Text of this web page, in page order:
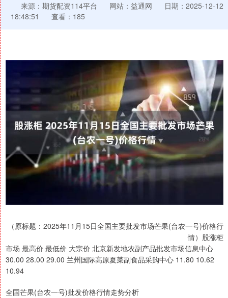
来源：期货配资114平台 网站：益通网
日期：2025-12-12
18:48:51
查看：185
（原标题：2025年11月15日全国主要批发市场芒果(台农一号)价格行
情）股涨柜
市场 最高价 最低价 大宗价 北京新发地农副产品批发市场信息中心
30.00 28.00 29.00 兰州国际高原夏菜副食品采购中心 11.80 10.62
10.94
全国芒果(台农一号)批发价格行情走势分析